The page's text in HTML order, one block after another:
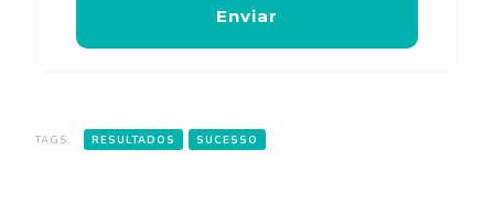
Enviar
TAGS: RESULTADOS SUCESSO